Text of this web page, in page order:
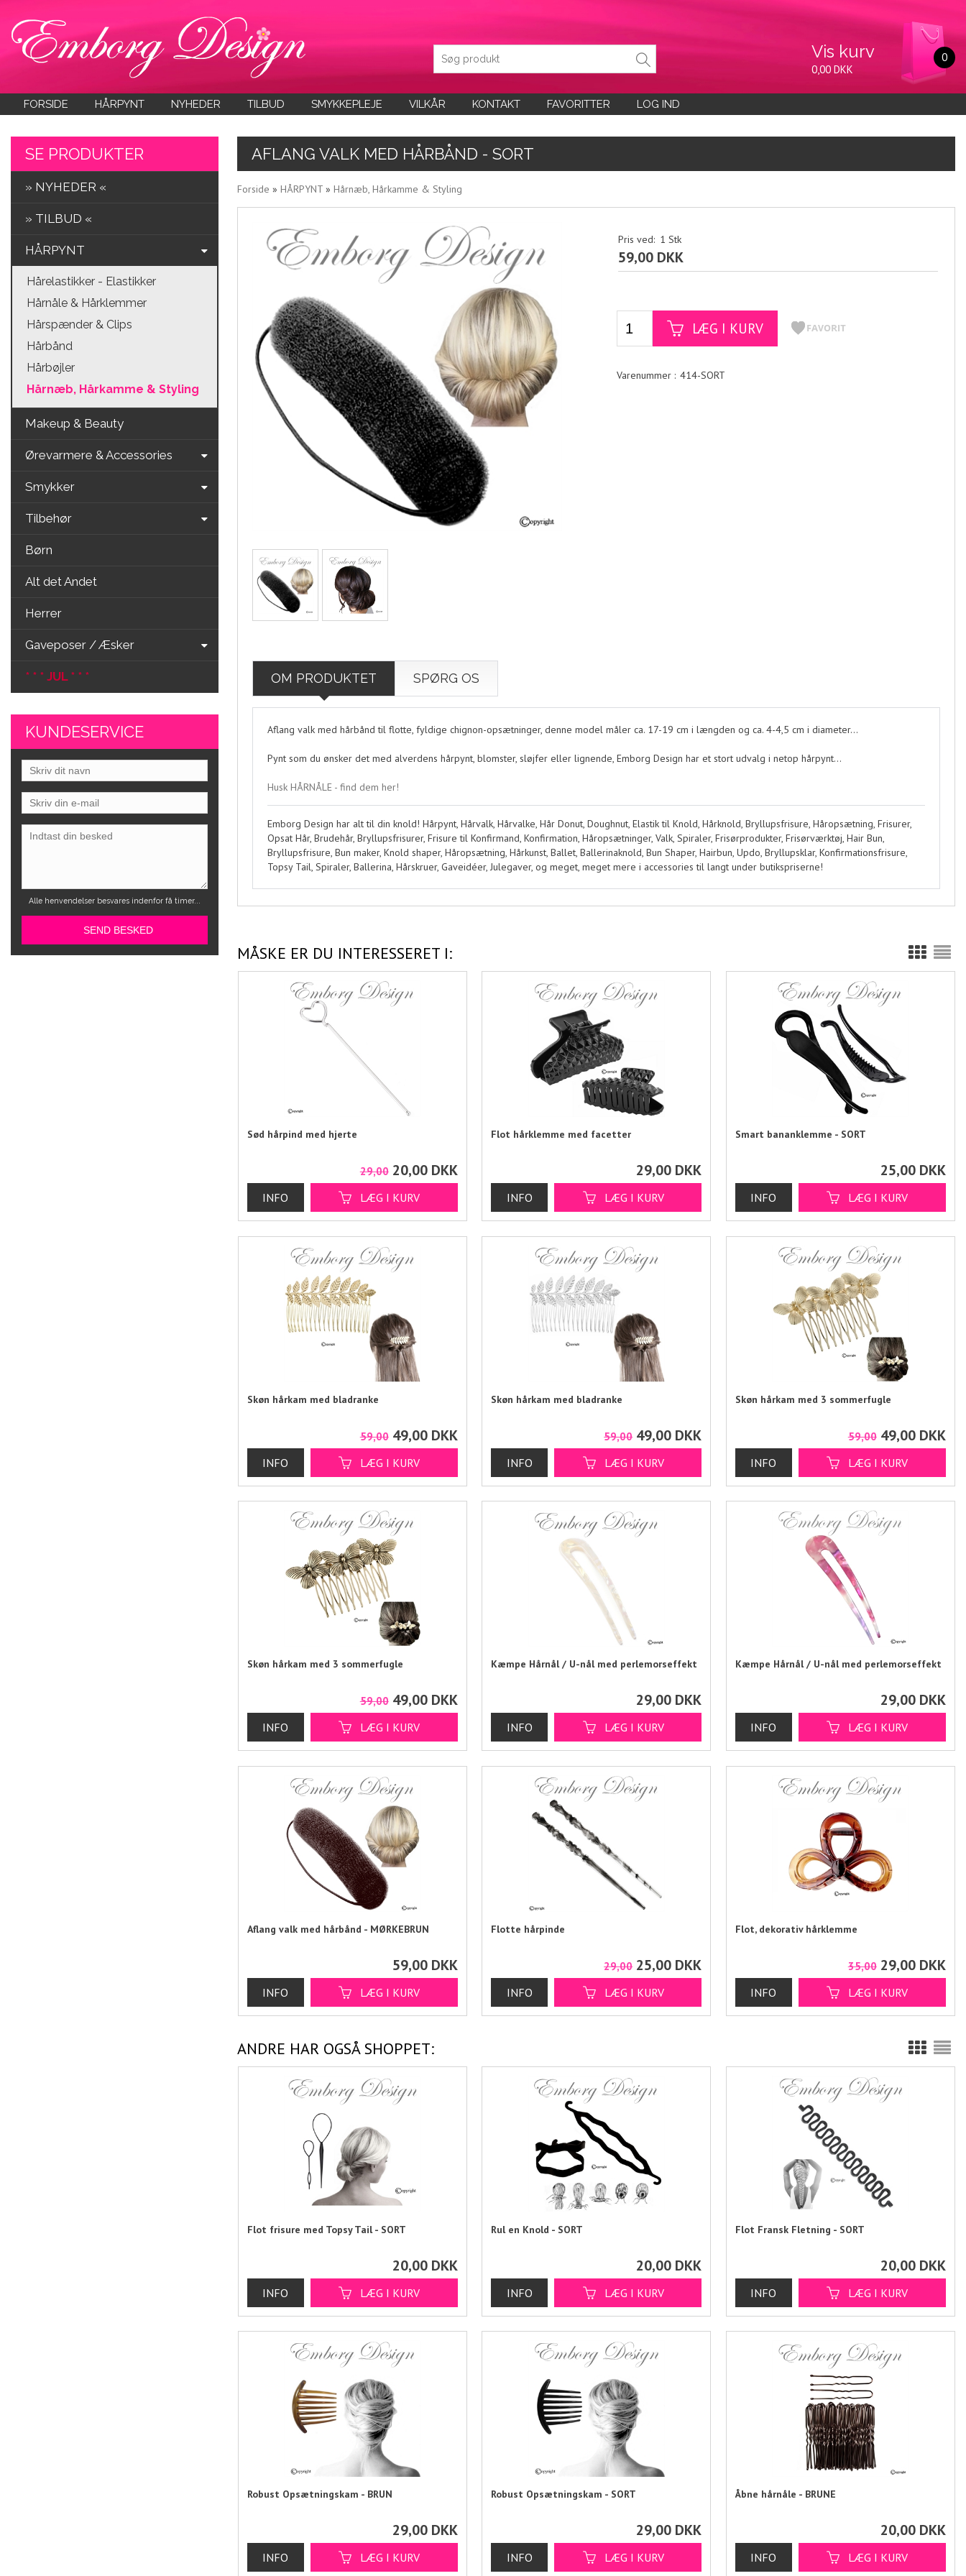
Vis kurv
0
0,00 DKK
FORSIDE HÅRPYNT NYHEDER TILBUD SMYKKEPLEJE VILKÅR KONTAKT FAVORITTER LOG IND
SE PRODUKTER
» NYHEDER «
» TILBUD «
HÅRPYNT
Hårelastikker - Elastikker
Hårnåle & Hårklemmer
Hårspænder & Clips
Hårbånd
Hårbøjler
Hårnæb, Hårkamme & Styling
Makeup & Beauty
Ørevarmere & Accessories
Smykker
Tilbehør
Børn
Alt det Andet
Herrer
Gaveposer / Æsker
* * * JUL * * *
KUNDESERVICE
Alle henvendelser besvares indenfor få timer...
AFLANG VALK MED HÅRBÅND - SORT
Forside »HÅRPYNT »Hårnæb, Hårkamme & Styling
Pris ved: 1 Stk
59,00 DKK
414-SORT
OM PRODUKTET SPØRG OS
Aflang valk med hårbånd til flotte, fyldige chignon-opsætninger, denne model måler ca. 17-19 cm i længden og ca. 4-4,5 cm i diameter...
Pynt som du ønsker det med alverdens hårpynt, blomster, sløjfer eller lignende, Emborg Design har et stort udvalg i netop hårpynt...
Husk HÅRNÅLE - find dem her!
Emborg Design har alt til din knold! Hårpynt, Hårvalk, Hårvalke, Hår Donut, Doughnut, Elastik til Knold, Hårknold, Bryllupsfrisure, Håropsætning, Frisurer,
Opsat Hår, Brudehår, Bryllupsfrisurer, Frisure til Konfirmand, Konfirmation, Håropsætninger, Valk, Spiraler, Frisørprodukter, Frisørværktøj, Hair Bun,
Bryllupsfrisure, Bun maker, Knold shaper, Håropsætning, Hårkunst, Ballet, Ballerinaknold, Bun Shaper, Hairbun, Updo, Bryllupsklar, Konfirmationsfrisure,
Topsy Tail, Spiraler, Ballerina, Hårskruer, Gaveidéer, Julegaver, og meget, meget mere i accessories til langt under butikspriserne!
MÅSKE ER DU INTERESSERET I:
Sød hårpind med hjerte
29,00 20,00 DKK
Flot hårklemme med facetter
29,00 DKK
Smart bananklemme - SORT
25,00 DKK
Skøn hårkam med bladranke
59,00 49,00 DKK
Skøn hårkam med bladranke
59,00 49,00 DKK
Skøn hårkam med 3 sommerfugle
59,00 49,00 DKK
Skøn hårkam med 3 sommerfugle
59,00 49,00 DKK
Kæmpe Hårnål / U-nål med perlemorseffekt
29,00 DKK
Kæmpe Hårnål / U-nål med perlemorseffekt
29,00 DKK
Aflang valk med hårbånd - MØRKEBRUN
59,00 DKK
Flotte hårpinde
29,00 25,00 DKK
Flot, dekorativ hårklemme
35,00 29,00 DKK
ANDRE HAR OGSÅ SHOPPET:
Flot frisure med Topsy Tail - SORT
20,00 DKK
Rul en Knold - SORT
20,00 DKK
Flot Fransk Fletning - SORT
20,00 DKK
Robust Opsætningskam - BRUN
29,00 DKK
Robust Opsætningskam - SORT
29,00 DKK
Åbne hårnåle - BRUNE
20,00 DKK